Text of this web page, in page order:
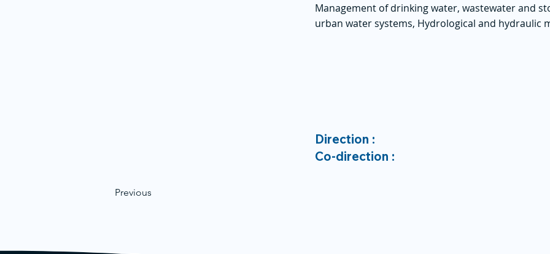
Management of drinking water, wastewater and
urban water systems, Hydrological and hydraulic
Previous
Direction :
Co-direction :